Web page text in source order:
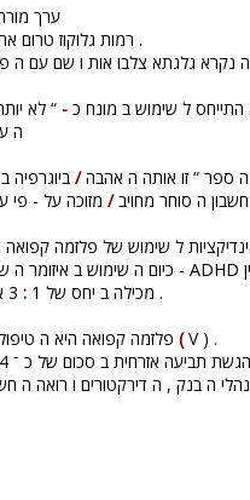
99: ערך
38: רמות גלוקוז טרום 130 מ”ג ל ד”ל .
הוא התייחס ל שימוש ב מונח כ -
26:
/
9: חשבון ה סוחר מחויב/
מכילה ב יחס של 1
:
אמפטמין איזומר שמאלי .
(V ) .
ה בנק , ה דירקטורים ו רואה ה